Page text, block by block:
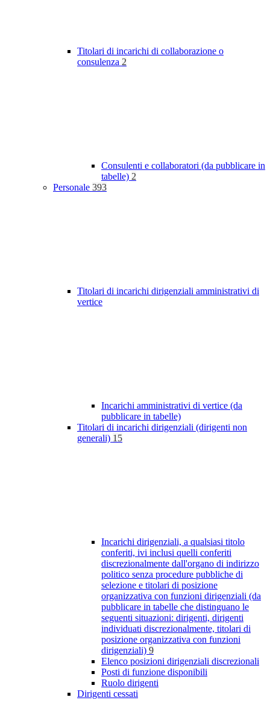
Titolari di incarichi di collaborazione o
consulenza 2
Consulenti e collaboratori (da pubblicare in
tabelle) 2
Personale 393
Titolari di incarichi dirigenziali amministrativi di
vertice
Incarichi amministrativi di vertice (da
pubblicare in tabelle)
Titolari di incarichi dirigenziali (dirigenti non
generali) 15
Incarichi dirigenziali, a qualsiasi titolo
conferiti, ivi inclusi quelli conferiti
discrezionalmente dall'organo di indirizzo
politico senza procedure pubbliche di
selezione e titolari di posizione
organizzativa con funzioni dirigenziali (da
pubblicare in tabelle che distinguano le
seguenti situazioni: dirigenti, dirigenti
individuati discrezionalmente, titolari di
posizione organizzativa con funzioni
dirigenziali) 9
Elenco posizioni dirigenziali discrezionali
Posti di funzione disponibili
Ruolo dirigenti
Dirigenti cessati